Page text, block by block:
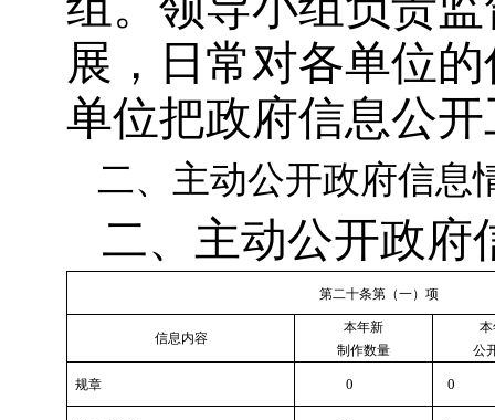
展，日常对各单位
单位把政府信息公
二、主动公开政府信息
二、主动公开政府
第二十条第（一）项
信息内容
本年新
制作数量
公
规章 0 0